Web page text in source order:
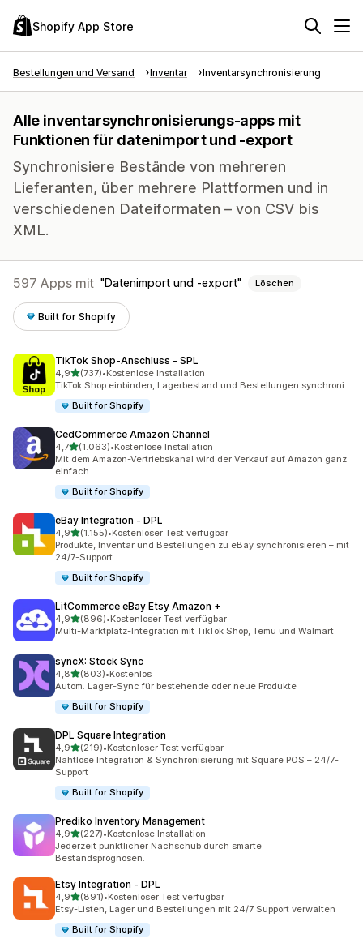
Shopify App Store
Bestellungen und Versand Inventar Inventarsynchronisierung
Alle inventarsynchronisierungs-apps mit
Funktionen für datenimport und -export
Synchronisiere Bestände von mehreren
Lieferanten, über mehrere Plattformen und in
verschiedenen Dateiformaten – von CSV bis
XML.
597 Apps mit Datenimport und -export Löschen
Built for Shopify
TikTok Shop‑Anschluss ‑ SPL
4,9von 5 Sternen
(737)
737 Rezensionen insgesamt
•Kostenlose Installation
TikTok Shop einbinden, Lagerbestand und Bestellungen synchroni
Built for Shopify
CedCommerce Amazon Channel
4,7von 5 Sternen
(1.063)
1063 Rezensionen insgesamt
•Kostenlose Installation
Mit dem Amazon-Vertriebskanal wird der Verkauf auf Amazon ganz
einfach
Built for Shopify
eBay Integration ‑ DPL
4,9von 5 Sternen
(1.155)
1155 Rezensionen insgesamt
•Kostenloser Test verfügbar
Produkte, Inventar und Bestellungen zu eBay synchronisieren – mit
24/7-Support
Built for Shopify
LitCommerce eBay Etsy Amazon +
4,9von 5 Sternen
(896)
896 Rezensionen insgesamt
•Kostenloser Test verfügbar
Multi-Marktplatz-Integration mit TikTok Shop, Temu und Walmart
syncX: Stock Sync
4,8von 5 Sternen
(803)
803 Rezensionen insgesamt
•Kostenlos
Autom. Lager-Sync für bestehende oder neue Produkte
Built for Shopify
DPL Square Integration
4,9von 5 Sternen
(219)
219 Rezensionen insgesamt
•Kostenloser Test verfügbar
Nahtlose Integration & Synchronisierung mit Square POS – 24/7-
Support
Built for Shopify
Prediko Inventory Management
4,9von 5 Sternen
(227)
227 Rezensionen insgesamt
•Kostenlose Installation
Jederzeit pünktlicher Nachschub durch smarte
Bestandsprognosen.
Etsy Integration ‑ DPL
4,9von 5 Sternen
(891)
891 Rezensionen insgesamt
•Kostenloser Test verfügbar
Etsy-Listen, Lager und Bestellungen mit 24/7 Support verwalten
Built for Shopify